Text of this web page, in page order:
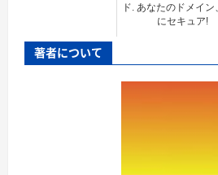
ド. あなたのドメイン
にセキュア!
著者について